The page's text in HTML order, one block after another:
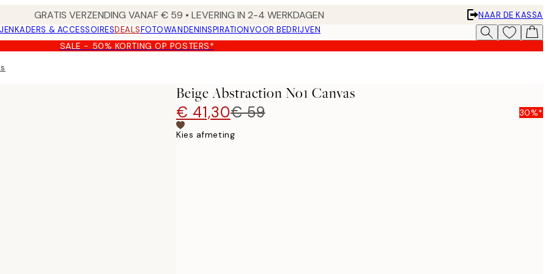
GRATIS VERZENDING VANAF € 59 • LEVERING IN 2-4 WERKDAGEN
NAAR DE KASSA
KADERS & ACCESSOIRESDEALSFOTOWANDENINSPIRATIONVOOR BEDRIJVEN
SALE - 50% KORTING OP POSTERS*
Beige Abstraction No1 Canvas
€ 41,30€ 59 30%*
Kies afmeting